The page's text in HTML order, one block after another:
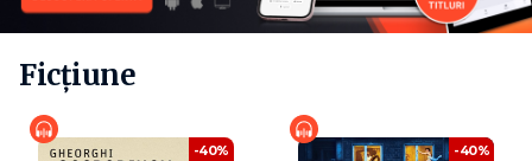
Ficțiune
-40% -40%